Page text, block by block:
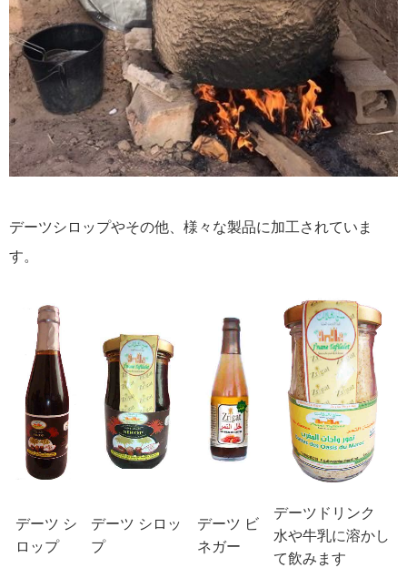
デーツシロップやその他、様々な製品に加工されていま
す。
デーツ シ
ロップ
デーツ シロッ
プ
デーツ ビ
ネガー
デーツドリンク
水や牛乳に溶かし
て飲みます